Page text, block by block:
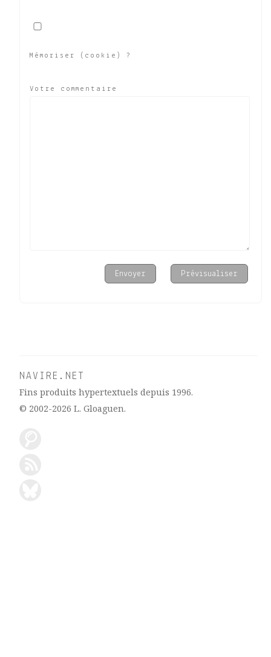
Mémoriser (cookie) ?
Votre commentaire
NAVIRE.NET
Fins produits hypertextuels depuis 1996.
© 2002-2026 L. Gloaguen.